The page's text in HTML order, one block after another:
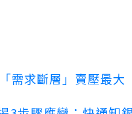
需求斷層」賣壓最大